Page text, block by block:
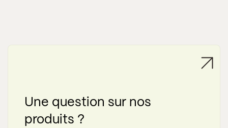
Une question sur nos
produits ?